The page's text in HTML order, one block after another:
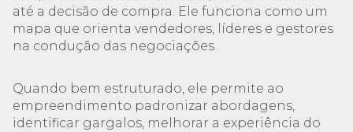
até a decisão de compra. Ele funciona como um
mapa que orienta vendedores, líderes e gestores
na condução das negociações.
Quando bem estruturado, ele permite ao
empreendimento padronizar abordagens,
identificar gargalos, melhorar a experiência do